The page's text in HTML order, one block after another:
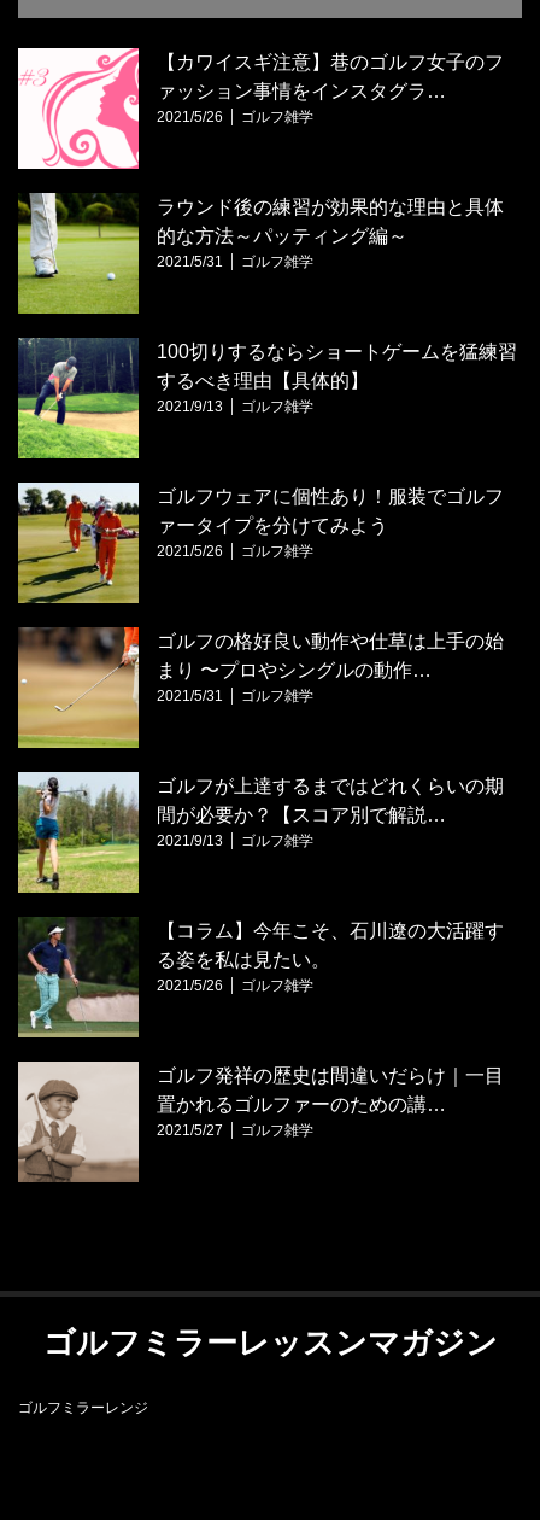
【カワイスギ注意】巷のゴルフ女子のフ
ァッション事情をインスタグラ…
2021/5/26 ゴルフ雑学
ラウンド後の練習が効果的な理由と具体
的な方法～パッティング編～
2021/5/31 ゴルフ雑学
100切りするならショートゲームを猛練習
するべき理由【具体的】
2021/9/13 ゴルフ雑学
ゴルフウェアに個性あり！服装でゴルフ
ァータイプを分けてみよう
2021/5/26 ゴルフ雑学
ゴルフの格好良い動作や仕草は上手の始
まり 〜プロやシングルの動作…
2021/5/31 ゴルフ雑学
ゴルフが上達するまではどれくらいの期
間が必要か？【スコア別で解説…
2021/9/13 ゴルフ雑学
【コラム】今年こそ、石川遼の大活躍す
る姿を私は見たい。
2021/5/26 ゴルフ雑学
ゴルフ発祥の歴史は間違いだらけ｜一目
置かれるゴルファーのための講…
2021/5/27 ゴルフ雑学
ゴルフミラーレッスンマガジン
ゴルフミラーレンジ